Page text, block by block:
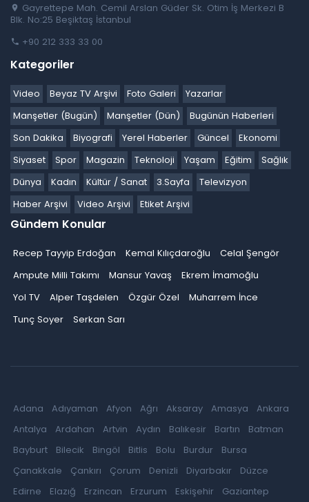
Gayrettepe Mah. Cemil Arslan Güder Sk. Otim İş Merkezi B
Blk. No:25 Beşiktaş İstanbul
+90 212 333 33 00
Kategoriler
Video Beyaz TV Arşivi Foto Galeri
Yazarlar
Manşetler (Bugün)
Manşetler (Dün)
Bugünün Haberleri
Son Dakika
Biyografi Yerel Haberler Güncel
Ekonomi
Siyaset
Spor Magazin Teknoloji Yaşam Eğitim
Sağlık
Dünya
Kadın Kültür / Sanat 3.Sayfa
Televizyon
Haber Arşivi
Video Arşivi Etiket Arşivi
Gündem Konular
Recep Tayyip Erdoğan Kemal Kılıçdaroğlu
Celal Şengör
Ampute Milli Takımı
Mansur Yavaş
Ekrem İmamoğlu
Yol TV
Alper Taşdelen Özgür Özel
Muharrem İnce
Tunç Soyer
Serkan Sarı
Adana Adıyaman Afyon Ağrı Aksaray Amasya
Ankara
Antalya
Ardahan Artvin Aydın Balıkesir Bartın
Batman
Bayburt
Bilecik Bingöl Bitlis Bolu Burdur
Bursa
Çanakkale
Çankırı Çorum Denizli Diyarbakır
Düzce
Edirne
Elazığ Erzincan Erzurum Eskişehir
Gaziantep